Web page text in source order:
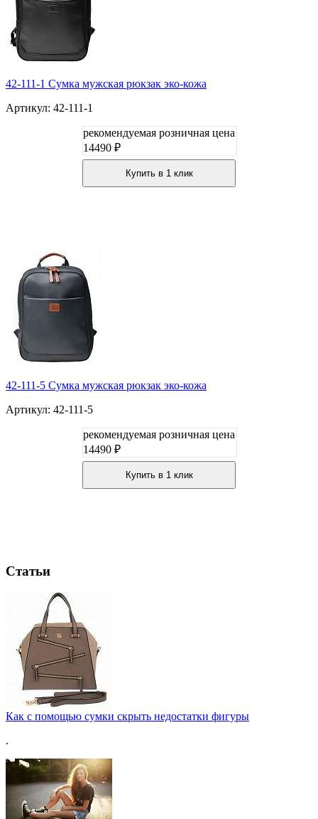
42-111-1 Сумка мужская рюкзак эко-кожа
Артикул: 42-111-1
рекомендуемая розничная цена
14490 ₽
Купить в 1 клик
42-111-5 Сумка мужская рюкзак эко-кожа
Артикул: 42-111-5
рекомендуемая розничная цена
14490 ₽
Купить в 1 клик
Статьи
Как с помощью сумки скрыть недостатки фигуры
.